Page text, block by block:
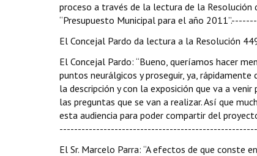
proceso a través de la lectura de la
“Presupuesto Municipal para el año
El Concejal Pardo da lectura a la
El Concejal Pardo: “Bueno, queríamos hacer
puntos neurálgicos y proseguir, ya,
la descripción y con la exposición que va a
las preguntas que se van a realizar. Así que
esta audiencia para poder compartir del
------------------------------------------------------
El Sr. Marcelo Parra: “A efectos de que conste